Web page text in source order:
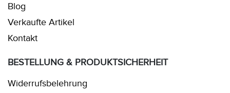
Blog
Verkaufte Artikel
Kontakt
BESTELLUNG & PRODUKTSICHERHEIT
Widerrufsbelehrung